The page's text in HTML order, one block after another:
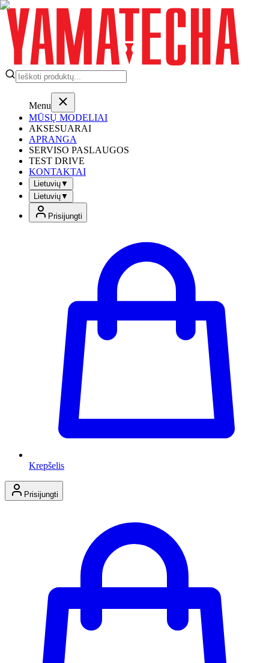
Menu
MŪSŲ MODELIAI
AKSESUARAI
APRANGA
SERVISO PASLAUGOS
TEST DRIVE
KONTAKTAI
Lietuvių▼
Lietuvių▼
Prisijungti
Krepšelis
Prisijungti